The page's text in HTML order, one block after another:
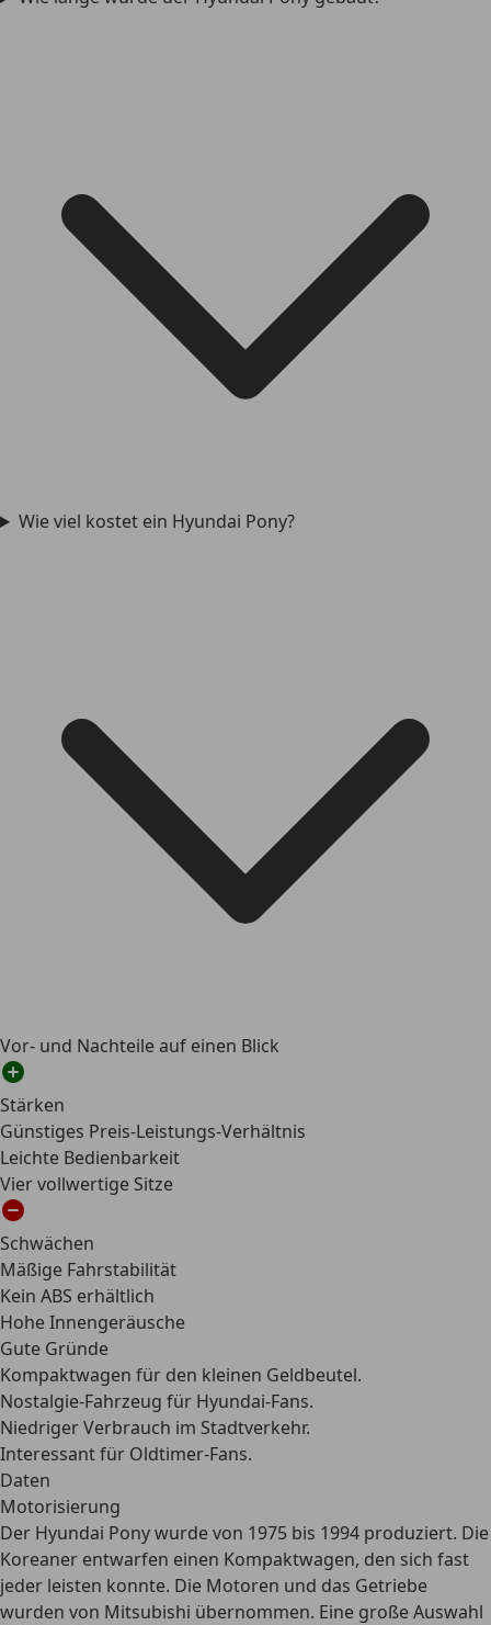
Wie viel kostet ein Hyundai Pony?
Vor- und Nachteile auf einen Blick
Stärken
Günstiges Preis-Leistungs-Verhältnis
Leichte Bedienbarkeit
Vier vollwertige Sitze
Schwächen
Mäßige Fahrstabilität
Kein ABS erhältlich
Hohe Innengeräusche
Gute Gründe
Kompaktwagen für den kleinen Geldbeutel.
Nostalgie-Fahrzeug für Hyundai-Fans.
Niedriger Verbrauch im Stadtverkehr.
Interessant für Oldtimer-Fans.
Daten
Motorisierung
Der Hyundai Pony wurde von 1975 bis 1994 produziert. Die
Koreaner entwarfen einen Kompaktwagen, den sich fast
jeder leisten konnte. Die Motoren und das Getriebe
wurden von Mitsubishi übernommen. Eine große Auswahl